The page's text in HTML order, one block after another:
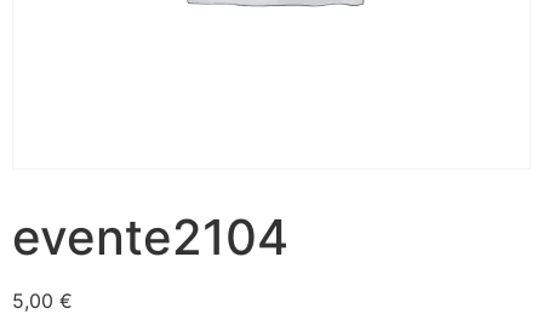
evente2104
5,00 €